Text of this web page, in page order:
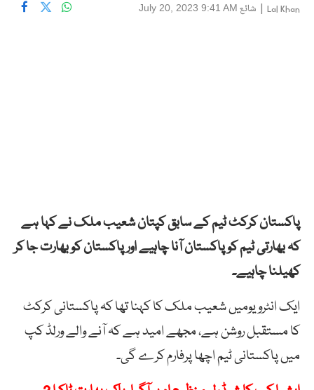
Lal Khan
| شائع July 20, 2023 9:41 AM
پاکستان کرکٹ ٹیم کے سابق کپتان شعیب ملک نے کہا ہے
کہ بھارتی ٹیم کو پاکستان آنا چاہیے اور پاکستان کو بھارت جا کر
کھیلنا چاہیے۔
ایک انٹرویومیں شعیب ملک کا کہنا تھا کہ پاکستانی کرکٹ
کا مستقبل روشن ہے، مجھے امید ہے کہ آنے والے ورلڈ کپ
میں پاکستانی ٹیم اچھا پرفارم کرے گی۔